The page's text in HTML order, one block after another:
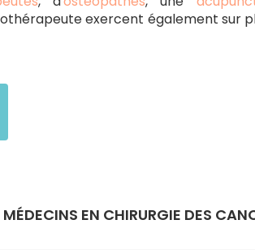
exercent également sur
MÉDECINS EN CHIRURGIE DES